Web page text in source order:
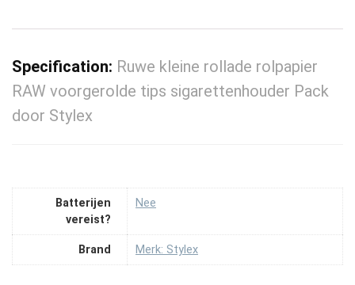
Specification: Ruwe kleine rollade rolpapier
RAW voorgerolde tips sigarettenhouder Pack
door Stylex
Batterijen
vereist?
‎Nee
Brand Merk: Stylex